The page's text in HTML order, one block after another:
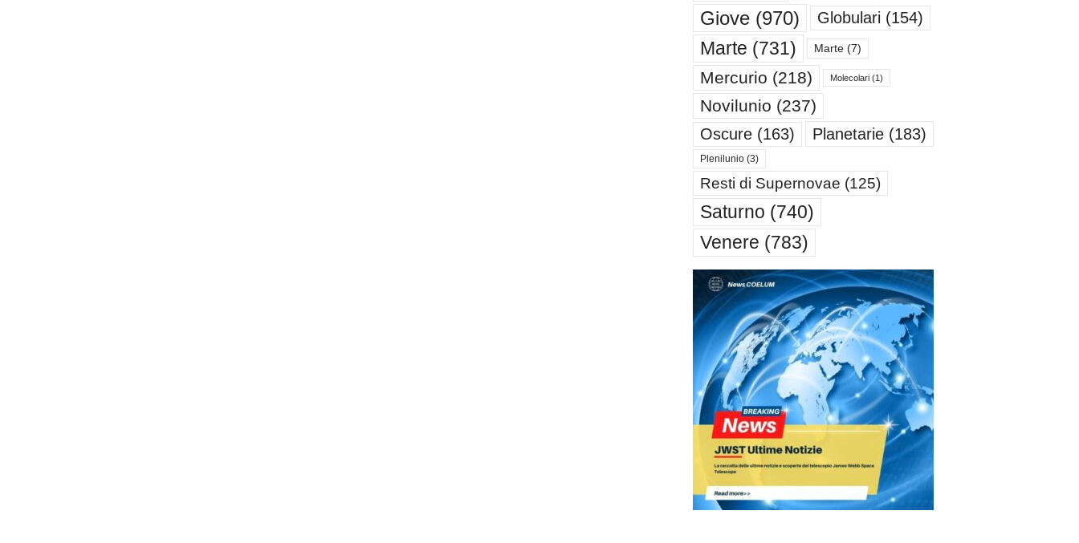
Giove(970) Globulari (154)
Marte (731) Marte(7)
Mercurio (218) Molecolari(1)
Novilunio (237)
Oscure(163) Planetarie(183)
Plenilunio(3)
Resti di Supernovae (125)
Saturno (740)
Venere (783)